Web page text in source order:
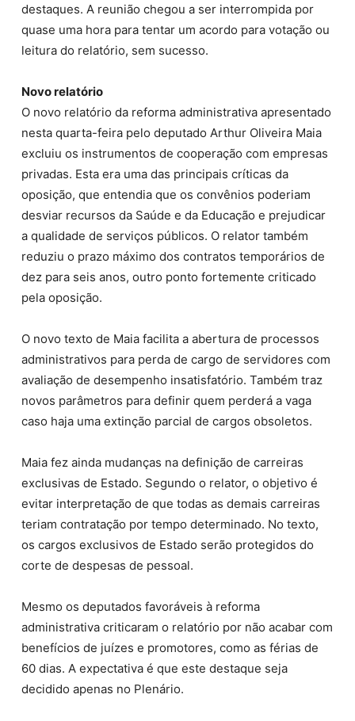
destaques. A reunião chegou a ser interrompida por
quase uma hora para tentar um acordo para votação ou
leitura do relatório, sem sucesso.
Novo relatório
O novo relatório da reforma administrativa apresentado
nesta quarta-feira pelo deputado Arthur Oliveira Maia
excluiu os instrumentos de cooperação com empresas
privadas. Esta era uma das principais críticas da
oposição, que entendia que os convênios poderiam
desviar recursos da Saúde e da Educação e prejudicar
a qualidade de serviços públicos. O relator também
reduziu o prazo máximo dos contratos temporários de
dez para seis anos, outro ponto fortemente criticado
pela oposição.
O novo texto de Maia facilita a abertura de processos
administrativos para perda de cargo de servidores com
avaliação de desempenho insatisfatório. Também traz
novos parâmetros para definir quem perderá a vaga
caso haja uma extinção parcial de cargos obsoletos.
Maia fez ainda mudanças na definição de carreiras
exclusivas de Estado. Segundo o relator, o objetivo é
evitar interpretação de que todas as demais carreiras
teriam contratação por tempo determinado. No texto,
os cargos exclusivos de Estado serão protegidos do
corte de despesas de pessoal.
Mesmo os deputados favoráveis à reforma
administrativa criticaram o relatório por não acabar com
benefícios de juízes e promotores, como as férias de
60 dias. A expectativa é que este destaque seja
decidido apenas no Plenário.